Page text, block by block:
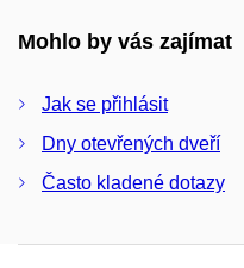
Mohlo by vás zajímat
Jak se přihlásit
Dny otevřených dveří
Často kladené dotazy